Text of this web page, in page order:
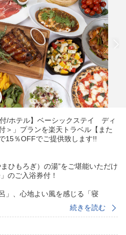
/ホテル】ベーシックステイ ディ
＞」プランを楽天トラベル【また
15％OFFでご提供致します!!
ひもろぎ）の湯”をご堪能いただけ
のご入浴券付！
」、心地よい風を感じる「寝
木々が迫る秘湯「杜乃湯」など、
続きを読む